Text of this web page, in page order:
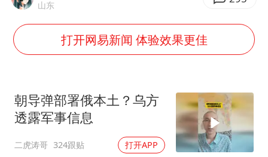
刘浩存百花奖开幕式红裙起舞
张本智和：零封向鹏不意外
多个明星演唱会取消
店主称换“青海拉面”招牌后生意更好
万岁山接盘烂尾恒大文旅城
山东
打开网易新闻 体验效果更佳
朝导弹部署俄本土？乌方
透露军事信息
二虎涛哥 324跟贴 打开APP